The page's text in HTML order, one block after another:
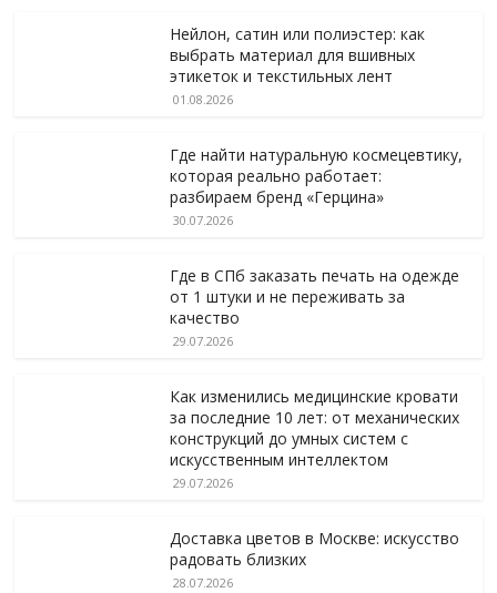
Нейлон, сатин или полиэстер: как
выбрать материал для вшивных
этикеток и текстильных лент
01.08.2026
Где найти натуральную космецевтику,
которая реально работает:
разбираем бренд «Герцина»
30.07.2026
Где в СПб заказать печать на одежде
от 1 штуки и не переживать за
качество
29.07.2026
Как изменились медицинские кровати
за последние 10 лет: от механических
конструкций до умных систем с
искусственным интеллектом
29.07.2026
Доставка цветов в Москве: искусство
радовать близких
28.07.2026